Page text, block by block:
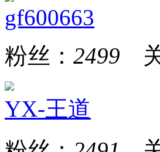
gf600663
粉丝： 2499
YX-王道